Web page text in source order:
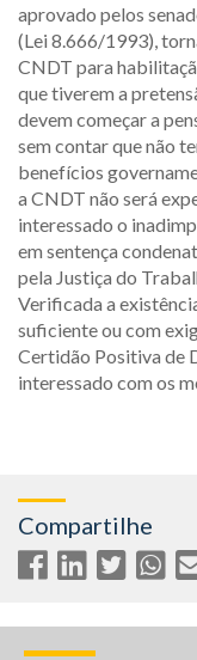
aprovado pelos
(Lei 8.666/1993),
CNDT para
que tiverem a
devem começar a
sem contar que não
benefícios
a CNDT não será
interessado o
em sentença
pela Justiça do
Verificada a
suficiente ou com
Certidão Positiva de
interessado com os
Compartilhe